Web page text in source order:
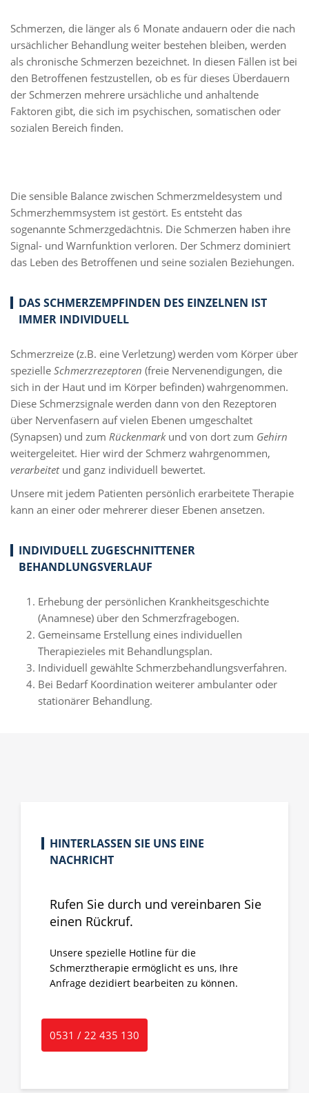
Schmerzen, die länger als 6 Monate andauern oder die nach
ursächlicher Behandlung weiter bestehen bleiben, werden
als chronische Schmerzen bezeichnet. In diesen Fällen ist bei
den Betroffenen festzustellen, ob es für dieses Überdauern
der Schmerzen mehrere ursächliche und anhaltende
Faktoren gibt, die sich im psychischen, somatischen oder
sozialen Bereich finden.
Die sensible Balance zwischen Schmerzmeldesystem und
Schmerzhemmsystem ist gestört. Es entsteht das
sogenannte Schmerzgedächtnis. Die Schmerzen haben ihre
Signal- und Warnfunktion verloren. Der Schmerz dominiert
das Leben des Betroffenen und seine sozialen Beziehungen.
DAS SCHMERZEMPFINDEN DES EINZELNEN IST
IMMER INDIVIDUELL
Schmerzreize (z.B. eine Verletzung) werden vom Körper über
spezielle Schmerzrezeptoren (freie Nervenendigungen, die
sich in der Haut und im Körper befinden) wahrgenommen.
Diese Schmerzsignale werden dann von den Rezeptoren
über Nervenfasern auf vielen Ebenen umgeschaltet
(Synapsen) und zum Rückenmarkund von dort zum Gehirn
weitergeleitet. Hier wird der Schmerz wahrgenommen,
verarbeitetund ganz individuell bewertet.
Unsere mit jedem Patienten persönlich erarbeitete Therapie
kann an einer oder mehrerer dieser Ebenen ansetzen.
INDIVIDUELL ZUGESCHNITTENER
BEHANDLUNGSVERLAUF
Erhebung der persönlichen Krankheitsgeschichte
(Anamnese) über den Schmerzfragebogen.
Gemeinsame Erstellung eines individuellen
Therapiezieles mit Behandlungsplan.
Individuell gewählte Schmerzbehandlungsverfahren.
Bei Bedarf Koordination weiterer ambulanter oder
stationärer Behandlung.
HINTERLASSEN SIE UNS EINE
NACHRICHT
Rufen Sie durch und vereinbaren Sie
einen Rückruf.
Unsere spezielle Hotline für die
Schmerztherapie ermöglicht es uns, Ihre
Anfrage dezidiert bearbeiten zu können.
0531 / 22 435 130